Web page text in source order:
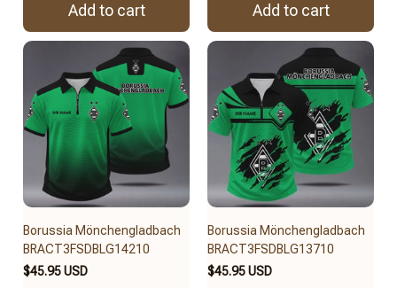
Add to cart Add to cart
Borussia Mönchengladbach
BRACT3FSDBLG14210
$45.95 USD
Borussia Mönchengladbach
BRACT3FSDBLG13710
$45.95 USD